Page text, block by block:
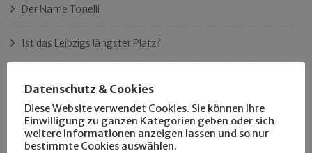
Der Name Tonelli
Ist das Leipzigs längster Platz?
Das neue Eutritzsch-Buch
Der Leipziger Schmiedetag von 1904
Datenschutz & Cookies
Diese Website verwendet Cookies. Sie können Ihre
Einwilligung zu ganzen Kategorien geben oder sich
weitere Informationen anzeigen lassen und so nur
bestimmte Cookies auswählen.